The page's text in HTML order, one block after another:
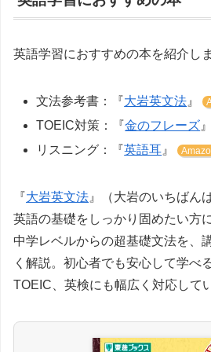
英語学習におすすめの本を紹介し
文法参考書：『大岩英文法 』
TOEIC対策：『金のフレーズ
リスニング：『英語耳 』
『大岩英文法 』（大岩のいちばん
英語の基礎をしっかり固めたい方
中学レベルからの超基礎文法を、
く解説。初心者でも安心して学べ
TOEIC、英検にも幅広く対応して